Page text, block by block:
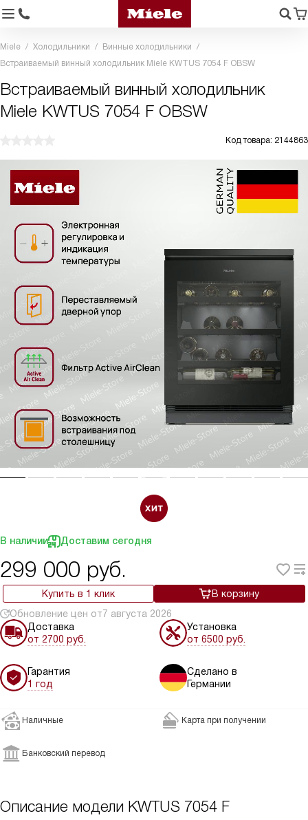
Miele Холодильники
Винные холодильники
Встраиваемый винный холодильник Miele KWTUS 7054 F OBSW
Встраиваемый винный холодильник
Miele KWTUS 7054 F OBSW
Код товара: 2144863
В наличии Доставим сегодня
299 000 руб.
Купить в 1 клик
В корзину
Обновление цен от7 августа 2026
Доставка
от 2700 руб.
Установка
от 6500 руб.
Гарантия
1 год
Сделано в
Германии
Наличные Карта при получении
Банковский перевод
Описание модели KWTUS 7054 F